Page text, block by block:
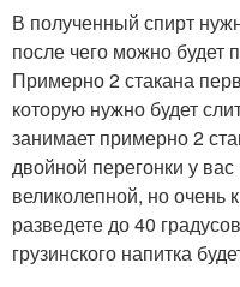
В полученный спирт
после чего можно будет
Примерно 2 стакана
которую нужно будет
занимает примерно 2
двойной перегонки у
великолепной, но очень
разведете до 40
грузинского напитка